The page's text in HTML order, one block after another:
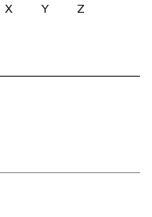
X Y Z